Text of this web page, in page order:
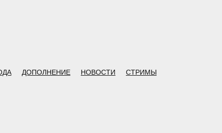
ДОПОЛНЕНИЕ НОВОСТИ СТРИМЫ